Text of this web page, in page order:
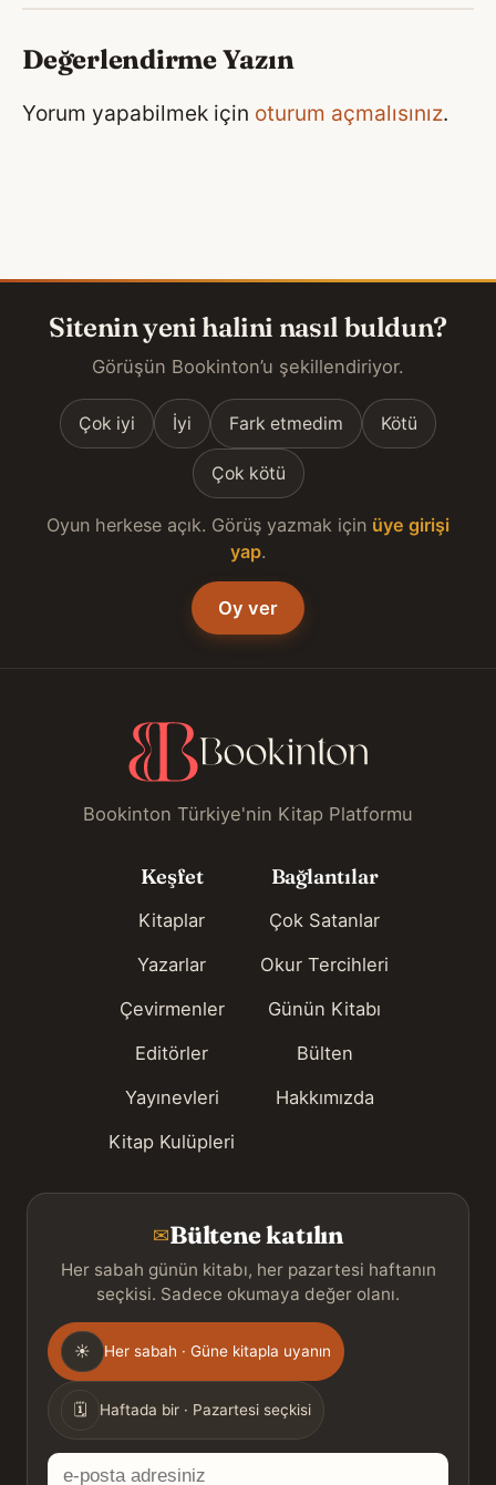
Değerlendirme Yazın
Yorum yapabilmek için oturum açmalısınız.
Sitenin yeni halini nasıl buldun?
Görüşün Bookinton’u şekillendiriyor.
Çok iyi İyi Fark etmedim Kötü
Çok kötü
Oyun herkese açık. Görüş yazmak için üye girişi
yap.
Oy ver
Bookinton Türkiye'nin Kitap Platformu
Keşfet
Kitaplar
Yazarlar
Çevirmenler
Editörler
Yayınevleri
Kitap Kulüpleri
Bağlantılar
Çok Satanlar
Okur Tercihleri
Günün Kitabı
Bülten
Hakkımızda
✉Bültene katılın
Her sabah günün kitabı, her pazartesi haftanın
seçkisi. Sadece okumaya değer olanı.
Gönderim
sıklığı
☀ Her sabah · Güne kitapla uyanın
🗓 Haftada bir · Pazartesi seçkisi
E-